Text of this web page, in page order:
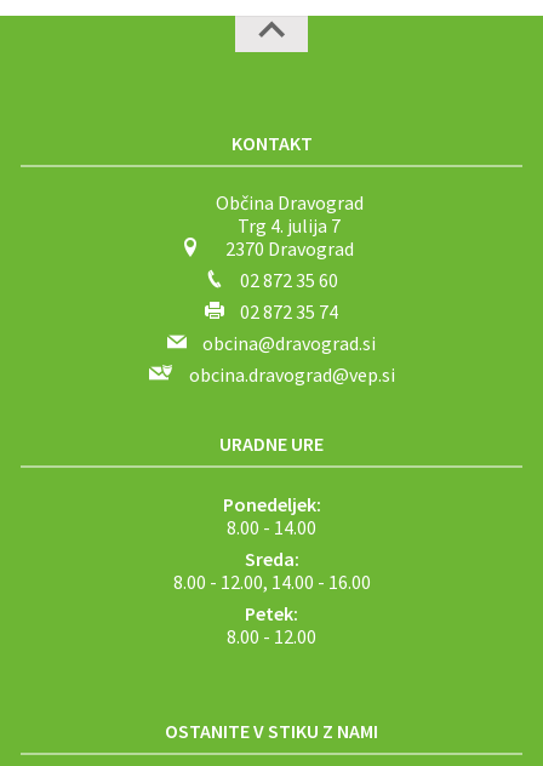
KONTAKT
Občina Dravograd
Trg 4. julija 7
2370 Dravograd
02 872 35 60
02 872 35 74
obcina@dravograd.si
obcina.dravograd@vep.si
URADNE URE
Ponedeljek:
8.00 - 14.00
Sreda:
8.00 - 12.00, 14.00 - 16.00
Petek:
8.00 - 12.00
OSTANITE V STIKU Z NAMI